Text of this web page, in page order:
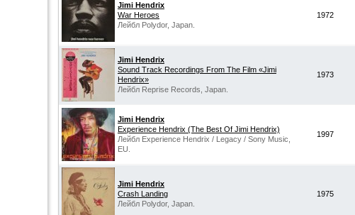
Jimi Hendrix
War Heroes
Лейбл Polydor, Japan.
1972
Jimi Hendrix
Sound Track Recordings From The Film «Jimi
Hendrix»
Лейбл Reprise Records, Japan.
1973
Jimi Hendrix
Experience Hendrix (The Best Of Jimi Hendrix)
Лейбл Experience Hendrix / Legacy / Sony Music,
EU.
1997
Jimi Hendrix
Crash Landing
Лейбл Polydor, Japan.
1975